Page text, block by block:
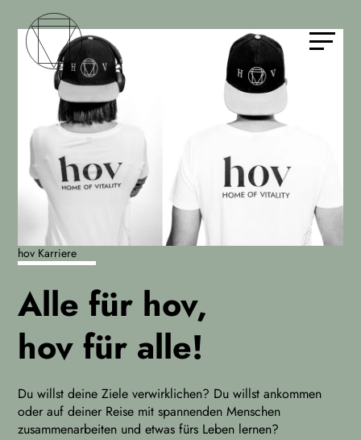
hov Karriere
Alle für hov,
hov für alle!
Du willst deine Ziele verwirklichen? Du willst ankommen
oder auf deiner Reise mit spannenden Menschen
zusammenarbeiten und etwas fürs Leben lernen?